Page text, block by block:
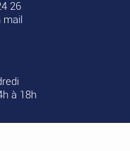
26
mail
à 18h